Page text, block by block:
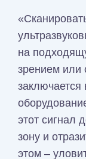
на
зрением или
заключается
этот сигнал
зону и
этом –